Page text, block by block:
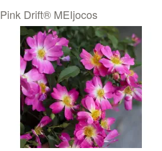
Pink Drift® MEIjocos